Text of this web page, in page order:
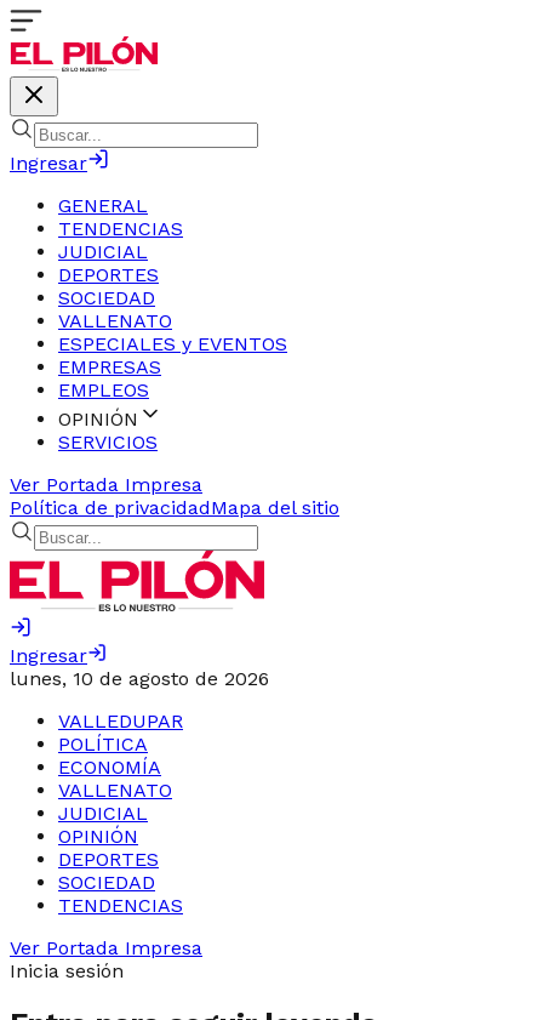
Ingresar
GENERAL
TENDENCIAS
JUDICIAL
DEPORTES
SOCIEDAD
VALLENATO
ESPECIALES y EVENTOS
EMPRESAS
EMPLEOS
OPINIÓN
SERVICIOS
Ver Portada Impresa
Política de privacidadMapa del sitio
Ingresar
lunes, 10 de agosto de 2026
VALLEDUPAR
POLÍTICA
ECONOMÍA
VALLENATO
JUDICIAL
OPINIÓN
DEPORTES
SOCIEDAD
TENDENCIAS
Ver Portada Impresa
Inicia sesión